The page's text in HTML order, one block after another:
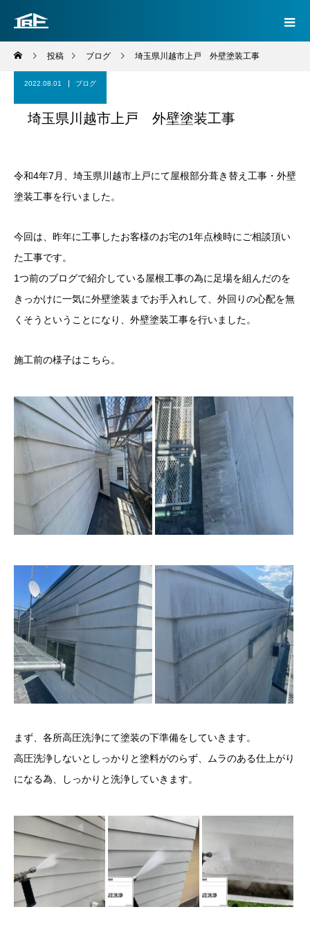
投稿 ブログ 埼玉県川越市上戸 外壁塗装工事
2022.08.01 ブログ
埼玉県川越市上戸 外壁塗装工事
令和4年7月、埼玉県川越市上戸にて屋根部分葺き替え工事・外壁
塗装工事を行いました。
今回は、昨年に工事したお客様のお宅の1年点検時にご相談頂い
た工事です。
1つ前のブログで紹介している屋根工事の為に足場を組んだのを
きっかけに一気に外壁塗装までお手入れして、外回りの心配を無
くそうということになり、外壁塗装工事を行いました。
施工前の様子はこちら。
まず、各所高圧洗浄にて塗装の下準備をしていきます。
高圧洗浄しないとしっかりと塗料がのらず、ムラのある仕上がり
になる為、しっかりと洗浄していきます。